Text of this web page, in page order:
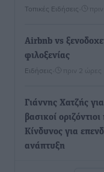
Τοπικές Ειδήσεις
Airbnb vs
φιλοξενίας
Ειδήσεις πριν 2 ώρες
Γιάννης Χατζής
βασικοί
Κίνδυνος για
ανάπτυξη